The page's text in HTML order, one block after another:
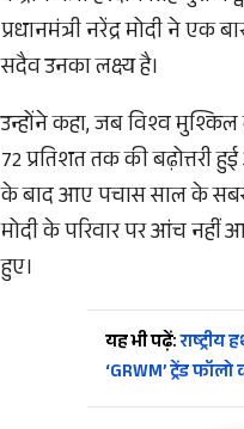
प्रधानमंत्री नरेंद्र मोदी ने एक
सदैव उनका लक्ष्य है।
उन्होंने कहा, जब विश्व
72 प्रतिशत तक की बढ़ोत्तरी
के बाद आए पचास साल के
मोदी के परिवार पर आंच नहीं
हुए।
यह भी पढ़ें:
‘GRWM’ ट्रेंड फॉलो